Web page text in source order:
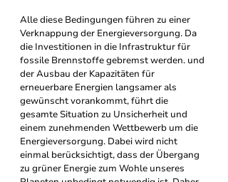
Alle diese Bedingungen führen zu einer
Verknappung der Energieversorgung. Da
die Investitionen in die Infrastruktur für
fossile Brennstoffe gebremst werden. und
der Ausbau der Kapazitäten für
erneuerbare Energien langsamer als
gewünscht vorankommt, führt die
gesamte Situation zu Unsicherheit und
einem zunehmenden Wettbewerb um die
Energieversorgung. Dabei wird nicht
einmal berücksichtigt, dass der Übergang
zu grüner Energie zum Wohle unseres